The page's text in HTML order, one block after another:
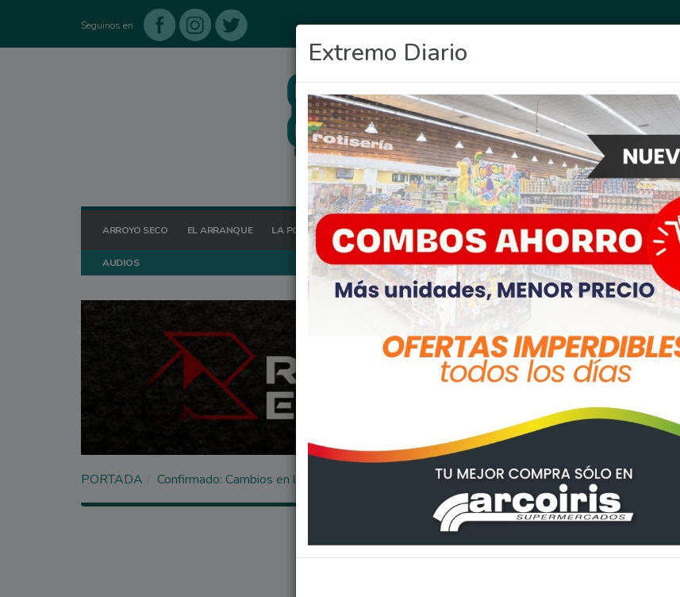
Seguinos en
ARROYO SECO EL ARRANQUE LA POSTA HOY OCIO DEPORTES FIGHIERA GENERAL LAGOS POLICIALES
AUDIOS
Extremo Diario
PORTADA Confirmado: Cambios en la cúpula policial de Arroyo Seco
ARROYO SECO